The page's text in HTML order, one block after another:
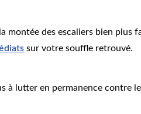
montée des escaliers bien plus
sur votre souffle retrouvé.
à lutter en permanence contre